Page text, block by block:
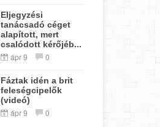
Eljegyzési
tanácsadó céget
alapított, mert
csalódott kérőjéb...
ápr 9 0
Fáztak idén a brit
feleségcipelők
(videó)
ápr 9 0